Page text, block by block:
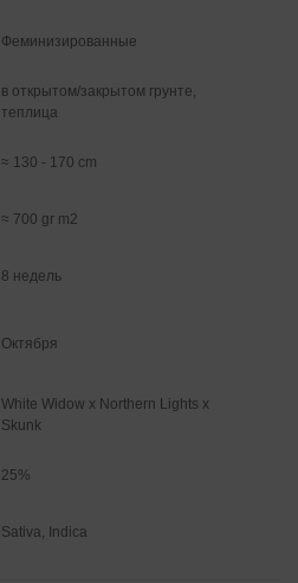
Феминизированные
в открытом/закрытом грунте,
теплица
≈ 130 - 170 cm
≈ 700 gr m2
8 недель
Октября
White Widow x Northern Lights x
Skunk
25%
Sativa, Indica